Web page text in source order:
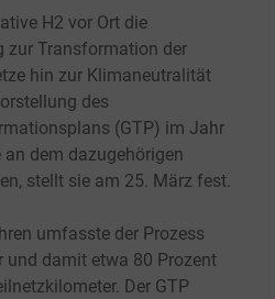
H2 vor Ort die
zur Transformation der
hin zur Klimaneutralität
des
(GTP) im Jahr
dem dazugehörigen
stellt sie am 25. März fest.
umfasste der Prozess
und damit etwa 80 Prozent
Der GTP